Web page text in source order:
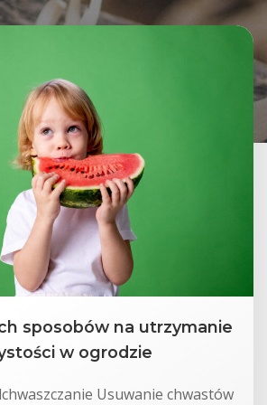
sposobów na utrzymanie
w ogrodzie
Usuwanie chwastów